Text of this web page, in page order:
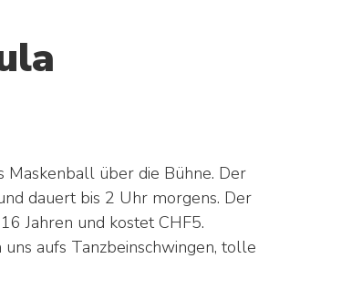
–
über die Bühne. Der
dauert bis 2 Uhr morgens. Der
Jahren und kostet CHF5.
aufs Tanzbeinschwingen, tolle